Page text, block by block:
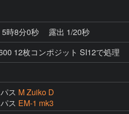
時8分0秒
露出 1/20秒
12枚コンポジット SI12で処理
ス M Zuiko D
ス EM-1 mk3